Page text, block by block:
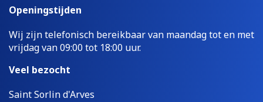
Openingstijden
Wij zijn telefonisch bereikbaar van maandag tot en met
vrijdag van 09:00 tot 18:00 uur.
Veel bezocht
Saint Sorlin d'Arves